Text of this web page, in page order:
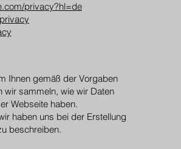
privacy?hl=de
Ihnen gemäß der Vorgaben
wir sammeln, wie wir Daten
Webseite haben.
haben uns bei der Erstellung
beschreiben.